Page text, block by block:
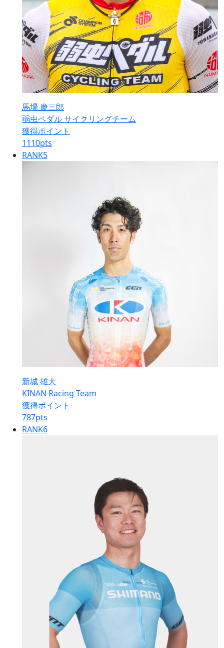
馬場 慶三郎
弱虫ペダル サイクリングチーム
獲得ポイント
1110pts
RANK5
新城 雄大
KINAN Racing Team
獲得ポイント
787pts
RANK6